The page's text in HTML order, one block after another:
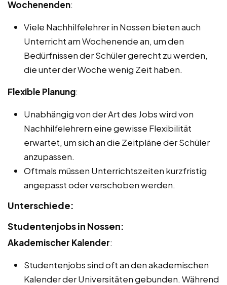
Wochenenden:
Viele Nachhilfelehrer in Nossen bieten auch
Unterricht am Wochenende an, um den
Bedürfnissen der Schüler gerecht zu werden,
die unter der Woche wenig Zeit haben.
Flexible Planung:
Unabhängig von der Art des Jobs wird von
Nachhilfelehrern eine gewisse Flexibilität
erwartet, um sich an die Zeitpläne der Schüler
anzupassen.
Oftmals müssen Unterrichtszeiten kurzfristig
angepasst oder verschoben werden.
Unterschiede:
Studentenjobs in Nossen:
Akademischer Kalender:
Studentenjobs sind oft an den akademischen
Kalender der Universitäten gebunden. Während